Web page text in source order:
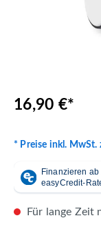
16,90 €*
* Preise inkl. MwSt.
Für lange Zeit